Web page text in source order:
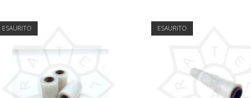
ESAURITO ESAURITO